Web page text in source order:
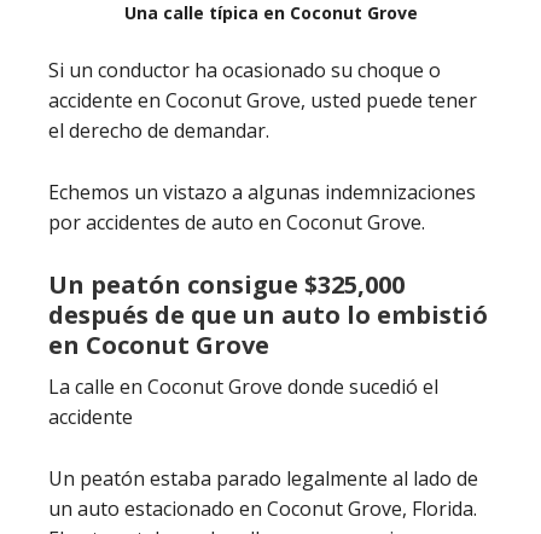
Una calle típica en Coconut Grove
Si un conductor ha ocasionado su choque o
accidente en Coconut Grove, usted puede tener
el derecho de demandar.
Echemos un vistazo a algunas indemnizaciones
por accidentes de auto en Coconut Grove.
Un peatón consigue $325,000
después de que un auto lo embistió
en Coconut Grove
La calle en Coconut Grove donde sucedió el
accidente
Un peatón estaba parado legalmente al lado de
un auto estacionado en Coconut Grove, Florida.